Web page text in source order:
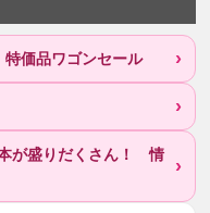
特価品ワゴンセール
本が盛りだくさん！ 情